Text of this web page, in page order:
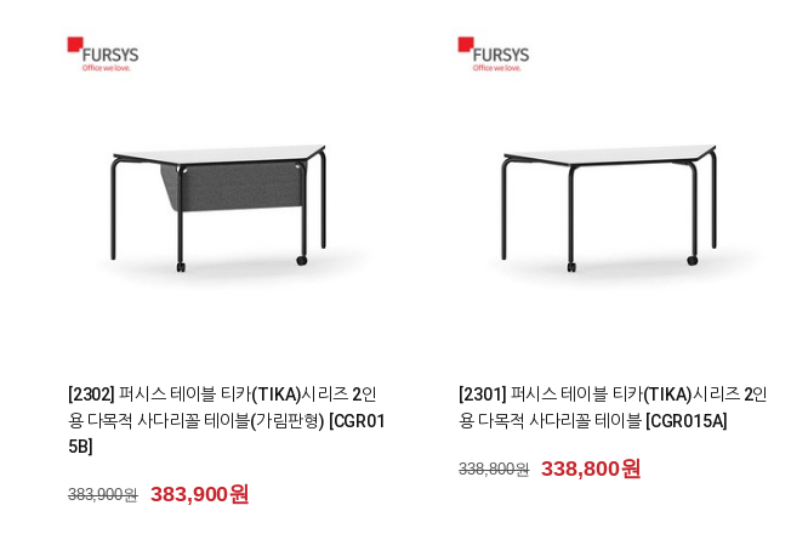
[2302] 퍼시스 테이블 티카(TIKA)시리즈 2인
용 다목적 사다리꼴 테이블(가림판형) [CGR01
5B]
383,900원 383,900원
[2301] 퍼시스 테이블 티카(TIKA)시리즈 2인
용 다목적 사다리꼴 테이블 [CGR015A]
338,800원 338,800원